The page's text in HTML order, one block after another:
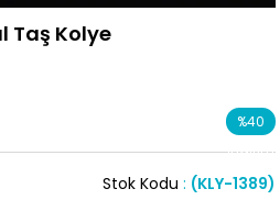
Taş Kolye
%40
İndirim
(KLY-1389)
Stok Kodu